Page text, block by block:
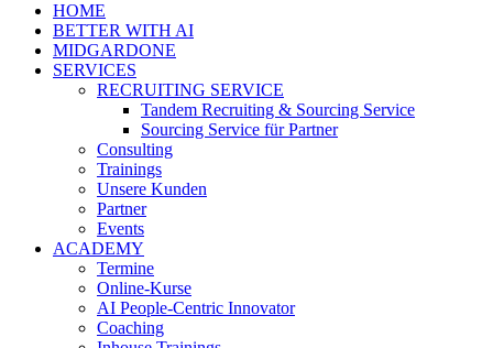
HOME
BETTER WITH AI
MIDGARDONE
SERVICES
RECRUITING SERVICE
Tandem Recruiting & Sourcing Service
Sourcing Service für Partner
Consulting
Trainings
Unsere Kunden
Partner
Events
ACADEMY
Termine
Online-Kurse
AI People-Centric Innovator
Coaching